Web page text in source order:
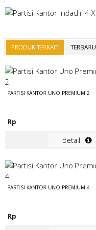
PRODUK TERKAIT TERBARU
PARTISI KANTOR UNO PREMIUM 2
Rp
detail
PARTISI KANTOR UNO PREMIUM 4
Rp